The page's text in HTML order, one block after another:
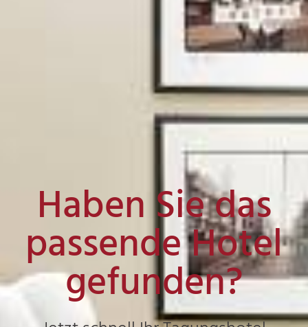
Haben Sie das
passende Hotel
gefunden?